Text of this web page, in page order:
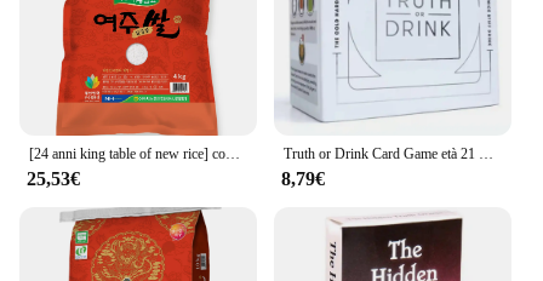
[24 anni king table of new rice] completation of the table, truth 4kg (grado superiore)
25,53€
Truth or Drink Card Game età 21 + per 3-8 giocatori gioco da tavolo
8,79€